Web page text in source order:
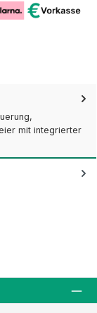
mit integrierter